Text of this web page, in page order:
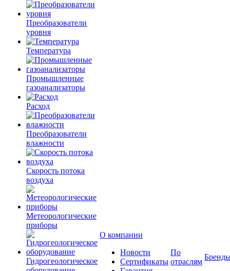
Преобразователи
уровня
Температура
Промышленные
газоанализаторы
Расход
Преобразователи
влажности
Скорость потока
воздуха
Метеорологические
приборы
Гидрогеологическое
О компании
Новости
Сертификаты
По
отраслям